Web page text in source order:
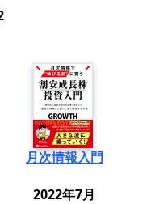
月次情報入門
2022年7月